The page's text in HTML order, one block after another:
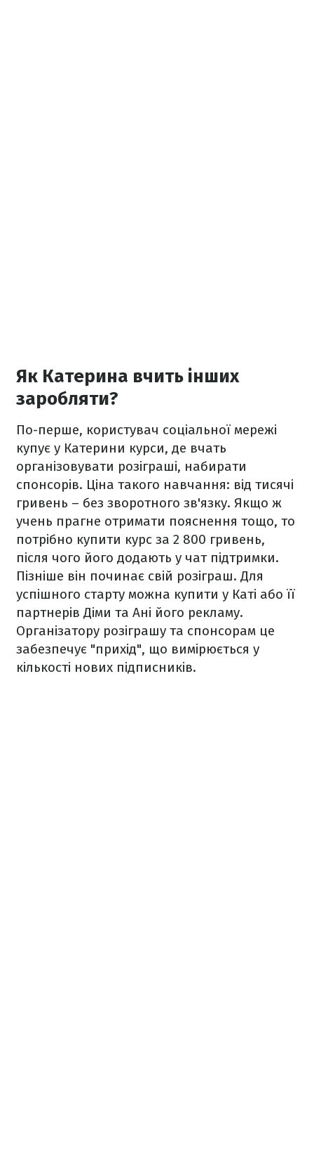
Як Катерина вчить інших
заробляти?
По-перше, користувач соціальної мережі
купує у Катерини курси, де вчать
організовувати розіграші, набирати
спонсорів. Ціна такого навчання: від тисячі
гривень – без зворотного зв'язку. Якщо ж
учень прагне отримати пояснення тощо, то
потрібно купити курс за 2 800 гривень,
після чого його додають у чат підтримки.
Пізніше він починає свій розіграш. Для
успішного старту можна купити у Каті або її
партнерів Діми та Ані його рекламу.
Організатору розіграшу та спонсорам це
забезпечує "прихід", що вимірюється у
кількості нових підписників.